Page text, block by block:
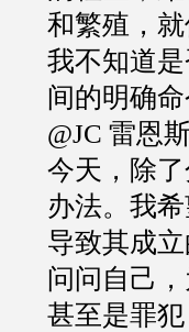
和繁殖，
我不知道
间的明确命
@JC 雷恩
今天，除
办法。我
导致其成立
问问自己
甚至是罪